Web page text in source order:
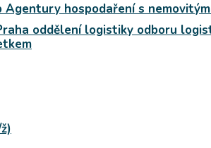
hospodaření s
oddělení logistiky odboru